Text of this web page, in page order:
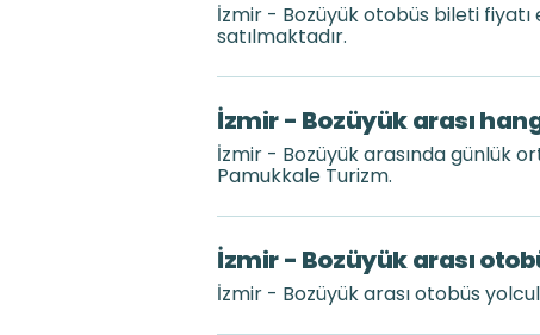
İzmir - Bozüyük otobüs bileti
satılmaktadır.
İzmir - Bozüyük arası
İzmir - Bozüyük arasında günlük
Pamukkale Turizm.
İzmir - Bozüyük arası
İzmir - Bozüyük arası otobüs